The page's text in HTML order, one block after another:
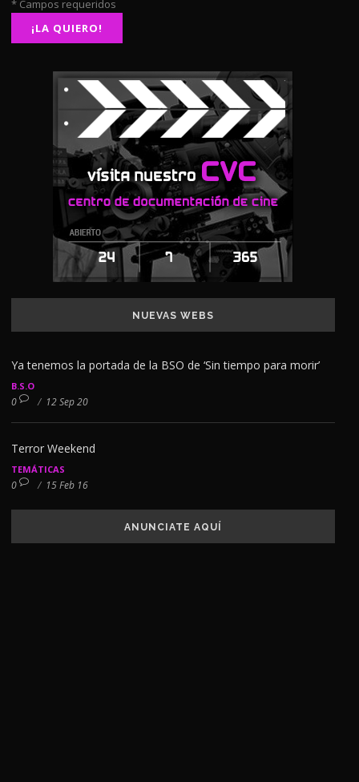
* Campos requeridos
NUEVAS WEBS
Ya tenemos la portada de la BSO de ‘Sin tiempo para morir’
B.S.O
0 / 12 Sep 20
Terror Weekend
TEMÁTICAS
0 / 15 Feb 16
ANUNCIATE AQUÍ